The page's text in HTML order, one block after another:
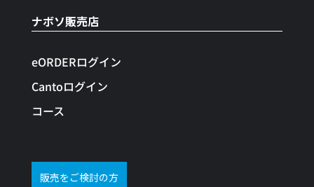
ナボソ販売店
eORDERログイン
Cantoログイン
コース
販売をご検討の方